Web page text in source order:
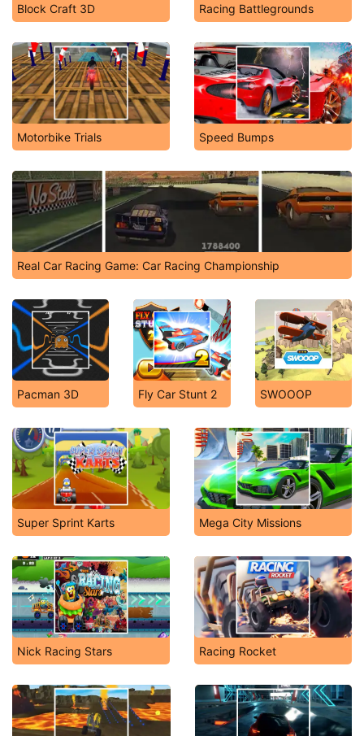
Block Craft 3D Racing Battlegrounds
Motorbike Trials Speed Bumps
Real Car Racing Game: Car Racing Championship
Pacman 3D Fly Car Stunt 2 SWOOOP
Super Sprint Karts Mega City Missions
Nick Racing Stars Racing Rocket